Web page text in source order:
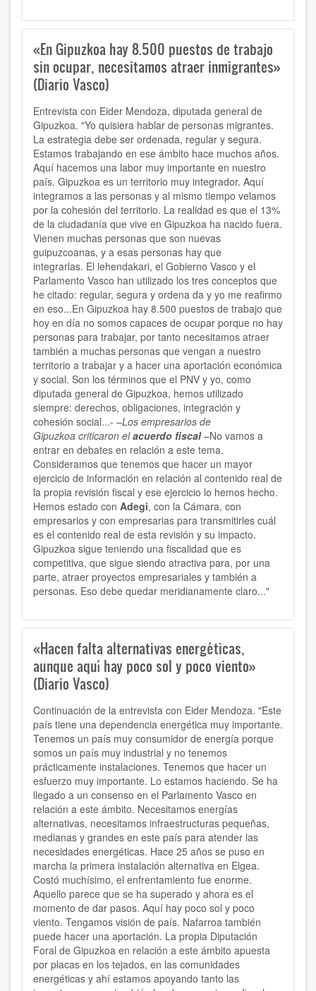
«En Gipuzkoa hay 8.500 puestos de trabajo
sin ocupar, necesitamos atraer inmigrantes»
(Diario Vasco)
Entrevista con Eider Mendoza, diputada general de
Gipuzkoa. "Yo quisiera hablar de personas migrantes.
La estrategia debe ser ordenada, regular y segura.
Estamos trabajando en ese ámbito hace muchos años.
Aquí hacemos una labor muy importante en nuestro
país. Gipuzkoa es un territorio muy integrador. Aquí
integramos a las personas y al mismo tiempo velamos
por la cohesión del territorio. La realidad es que el 13%
de la ciudadanía que vive en Gipuzkoa ha nacido fuera.
Vienen muchas personas que son nuevas
guipuzcoanas, y a esas personas hay que
integrarlas. El lehendakari, el Gobierno Vasco y el
Parlamento Vasco han utilizado los tres conceptos que
he citado: regular, segura y ordena da y yo me reafirmo
en eso...En Gipuzkoa hay 8.500 puestos de trabajo que
hoy en día no somos capaces de ocupar porque no hay
personas para trabajar, por tanto necesitamos atraer
también a muchas personas que vengan a nuestro
territorio a trabajar y a hacer una aportación económica
y social. Son los términos que el PNV y yo, como
diputada general de Gipuzkoa, hemos utilizado
siempre: derechos, obligaciones, integración y
cohesión social...- –Los empresarios de
Gipuzkoa criticaron elacuerdo fiscal–No vamos a
entrar en debates en relación a este tema.
Consideramos que tenemos que hacer un mayor
ejercicio de información en relación al contenido real de
la propia revisión fiscal y ese ejercicio lo hemos hecho.
Hemos estado con Adegi, con la Cámara, con
empresarios y con empresarias para transmitirles cuál
es el contenido real de esta revisión y su impacto.
Gipuzkoa sigue teniendo una fiscalidad que es
competitiva, que sigue siendo atractiva para, por una
parte, atraer proyectos empresariales y también a
personas. Eso debe quedar meridianamente claro..."
«Hacen falta alternativas energéticas,
aunque aquí hay poco sol y poco viento»
(Diario Vasco)
Continuación de la entrevista con Eider Mendoza. "Este
país tiene una dependencia energética muy importante.
Tenemos un país muy consumidor de energía porque
somos un país muy industrial y no tenemos
prácticamente instalaciones. Tenemos que hacer un
esfuerzo muy importante. Lo estamos haciendo. Se ha
llegado a un consenso en el Parlamento Vasco en
relación a este ámbito. Necesitamos energías
alternativas, necesitamos infraestructuras pequeñas,
medianas y grandes en este país para atender las
necesidades energéticas. Hace 25 años se puso en
marcha la primera instalación alternativa en Elgea.
Costó muchísimo, el enfrentamiento fue enorme.
Aquello parece que se ha superado y ahora es el
momento de dar pasos. Aquí hay poco sol y poco
viento. Tengamos visión de país. Nafarroa también
puede hacer una aportación. La propia Diputación
Foral de Gipuzkoa en relación a este ámbito apuesta
por placas en los tejados, en las comunidades
energéticas y ahí estamos apoyando tanto las